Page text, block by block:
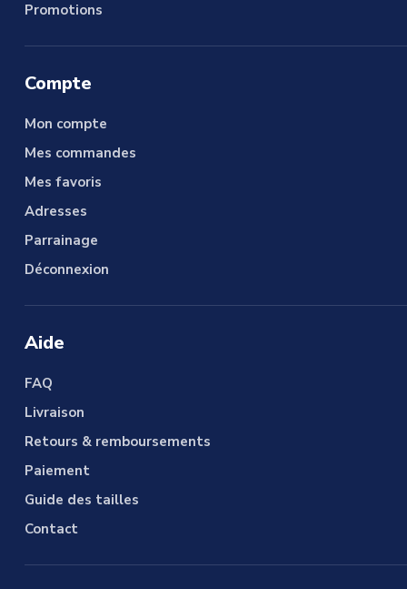
Promotions
Compte
Mon compte
Mes commandes
Mes favoris
Adresses
Parrainage
Déconnexion
Aide
FAQ
Livraison
Retours & remboursements
Paiement
Guide des tailles
Contact